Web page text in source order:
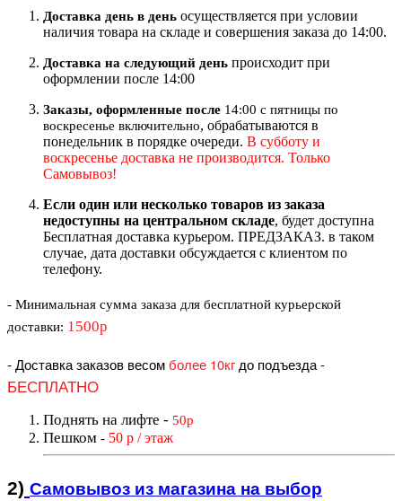
Доставка день в день осуществляется при условии
наличия товара на складе и совершения заказа до 14:00.
Доставка на следующий день происходит при
оформлении после 14:00
Заказы, оформленные после 14:00 с пятницы по
воскресенье включительно, обрабатываются в
понедельник в порядке очереди. В субботу и
воскресенье доставка не производится. Только
Самовывоз!
Если один или несколько товаров из заказа
недоступны на центральном складе, будет доступна
Бесплатная доставка курьером. ПРЕДЗАКАЗ. в таком
случае, дата доставки обсуждается с клиентом по
телефону.
- Минимальная сумма заказа для бесплатной курьерской
доставки: 1500р
-Доставка заказов весомболее 10кгдо подъезда-
БЕСПЛАТНО
Поднять на лифте - 50р
Пешком - 50 р / этаж
2) Самовывоз из магазина на выбор